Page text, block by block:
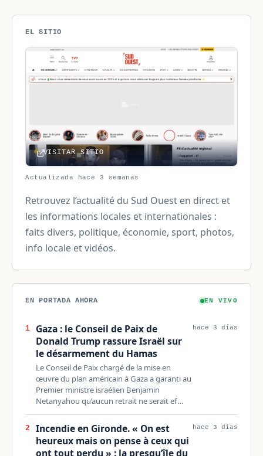
EL SITIO
VISITAR SITIO
Actualizada hace 3 semanas
Retrouvez l’actualité du Sud Ouest en direct et
les informations locales et internationales :
faits divers, politique, économie, sport, photos,
info locale et vidéos.
EN PORTADA AHORA EN VIVO
1
Gaza : le Conseil de Paix de
Donald Trump rassure Israël sur
le désarmement du Hamas
Le Conseil de Paix chargé de la mise en
œuvre du plan américain à Gaza a garanti au
Premier ministre israélien Benjamin
Netanyahou qu’aucun retrait ne serait ef…
hace 3 días
2
Incendie en Gironde. « On est
heureux mais on pense à ceux qui
ont tout perdu » : la presqu’île du
hace 3 días